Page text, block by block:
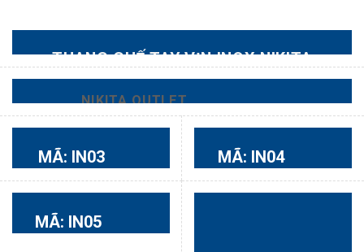
THANG GHẾ TAY VỊN INOX NIKITA
NIKITA OUTLET
Hãy để chúng tôi bảo vệ bạn
MÃ: IN03 MÃ: IN04
MÃ: IN05